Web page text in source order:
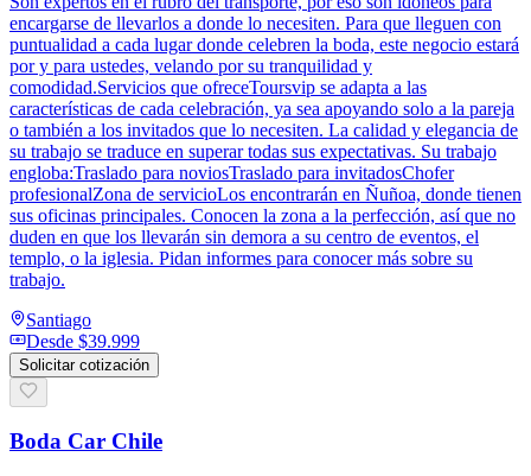
encargarse de llevarlos a donde lo necesiten. Para que lleguen con
puntualidad a cada lugar donde celebren la boda, este negocio estará
por y para ustedes, velando por su tranquilidad y
comodidad.Servicios que ofreceToursvip se adapta a las
características de cada celebración, ya sea apoyando solo a la pareja
o también a los invitados que lo necesiten. La calidad y elegancia de
su trabajo se traduce en superar todas sus expectativas. Su trabajo
engloba:Traslado para noviosTraslado para invitadosChofer
profesionalZona de servicioLos encontrarán en Ñuñoa, donde tienen
sus oficinas principales. Conocen la zona a la perfección, así que no
duden en que los llevarán sin demora a su centro de eventos, el
templo, o la iglesia. Pidan informes para conocer más sobre su
trabajo.
Santiago
Desde $39.999
Solicitar cotización
Boda Car Chile